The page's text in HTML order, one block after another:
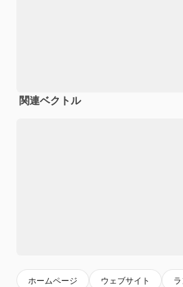
関連ベクトル
ホームページ ウェブサイト